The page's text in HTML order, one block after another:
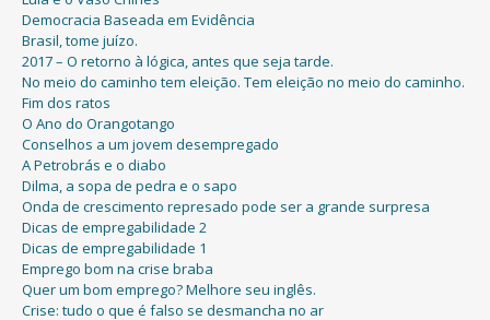
Democracia Baseada em Evidência
Brasil, tome juízo.
2017 – O retorno à lógica, antes que seja tarde.
No meio do caminho tem eleição. Tem eleição no meio do caminho.
Fim dos ratos
O Ano do Orangotango
Conselhos a um jovem desempregado
A Petrobrás e o diabo
Dilma, a sopa de pedra e o sapo
Onda de crescimento represado pode ser a grande surpresa
Dicas de empregabilidade 2
Dicas de empregabilidade 1
Emprego bom na crise braba
Quer um bom emprego? Melhore seu inglês.
Crise: tudo o que é falso se desmancha no ar